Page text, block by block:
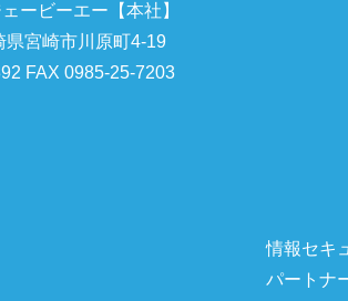
ービーエー【本社】
県宮崎市川原町4-19
FAX 0985-25-7203
情報セキ
パートナ